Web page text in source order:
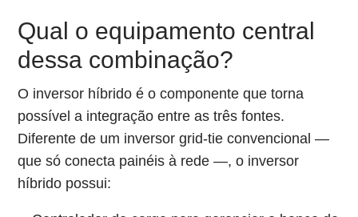
Qual o equipamento central
dessa combinação?
O inversor híbrido é o componente que torna
possível a integração entre as três fontes.
Diferente de um inversor grid-tie convencional —
que só conecta painéis à rede —, o inversor
híbrido possui: